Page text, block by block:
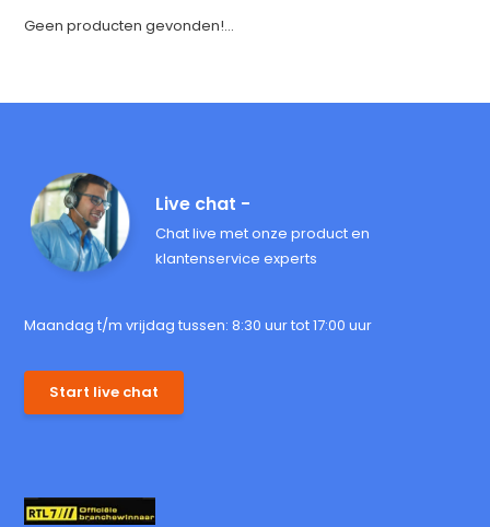
Geen producten gevonden!...
Live chat -
Chat live met onze product en
klantenservice experts
Maandag t/m vrijdag tussen: 8:30 uur tot 17:00 uur
Start live chat